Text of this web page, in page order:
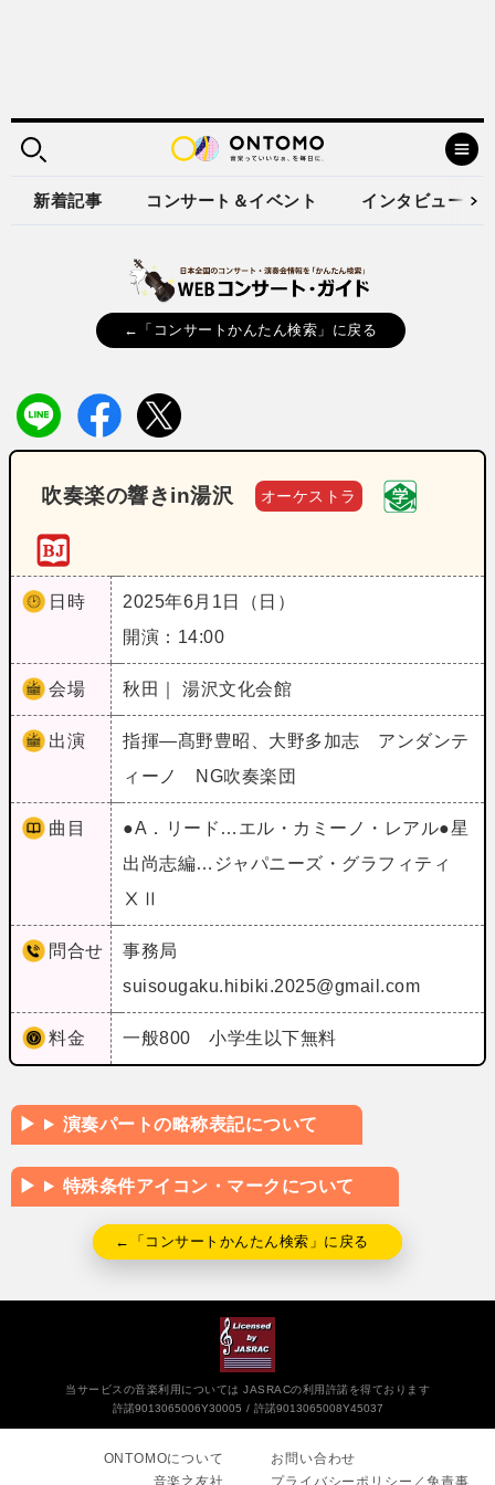
新着記事 コンサート＆イベント インタビュー
←「コンサートかんたん検索」に戻る
吹奏楽の響きin湯沢 オーケストラ
日時
2025年6月1日（日）
開演：14:00
会場 秋田｜ 湯沢文化会館
出演
指揮―髙野豊昭、大野多加志 アンダンテ
ィーノ NG吹奏楽団
曲目
●A．リード…エル・カミーノ・レアル●星
出尚志編…ジャパニーズ・グラフィティ
ⅩⅡ
問合せ
事務局
suisougaku.hibiki.2025@gmail.com
料金 一般800 小学生以下無料
演奏パートの略称表記について
特殊条件アイコン・マークについて
←「コンサートかんたん検索」に戻る
当サービスの音楽利用については JASRACの利用許諾を得ております
許諾9013065006Y30005
許諾9013065008Y45037
ONTOMOについて
音楽之友社
お問い合わせ
プライバシーポリシー／免責事